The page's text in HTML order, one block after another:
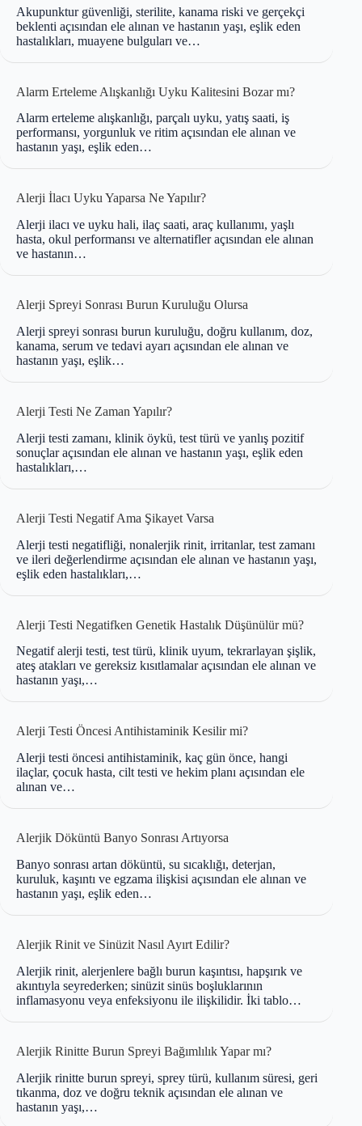
Akupunktur güvenliği, sterilite, kanama riski ve gerçekçi
beklenti açısından ele alınan ve hastanın yaşı, eşlik eden
hastalıkları, muayene bulguları ve…
Alarm Erteleme Alışkanlığı Uyku Kalitesini Bozar mı?
Alarm erteleme alışkanlığı, parçalı uyku, yatış saati, iş
performansı, yorgunluk ve ritim açısından ele alınan ve
hastanın yaşı, eşlik eden…
Alerji İlacı Uyku Yaparsa Ne Yapılır?
Alerji ilacı ve uyku hali, ilaç saati, araç kullanımı, yaşlı
hasta, okul performansı ve alternatifler açısından ele alınan
ve hastanın…
Alerji Spreyi Sonrası Burun Kuruluğu Olursa
Alerji spreyi sonrası burun kuruluğu, doğru kullanım, doz,
kanama, serum ve tedavi ayarı açısından ele alınan ve
hastanın yaşı, eşlik…
Alerji Testi Ne Zaman Yapılır?
Alerji testi zamanı, klinik öykü, test türü ve yanlış pozitif
sonuçlar açısından ele alınan ve hastanın yaşı, eşlik eden
hastalıkları,…
Alerji Testi Negatif Ama Şikayet Varsa
Alerji testi negatifliği, nonalerjik rinit, irritanlar, test zamanı
ve ileri değerlendirme açısından ele alınan ve hastanın yaşı,
eşlik eden hastalıkları,…
Alerji Testi Negatifken Genetik Hastalık Düşünülür mü?
Negatif alerji testi, test türü, klinik uyum, tekrarlayan şişlik,
ateş atakları ve gereksiz kısıtlamalar açısından ele alınan ve
hastanın yaşı,…
Alerji Testi Öncesi Antihistaminik Kesilir mi?
Alerji testi öncesi antihistaminik, kaç gün önce, hangi
ilaçlar, çocuk hasta, cilt testi ve hekim planı açısından ele
alınan ve…
Alerjik Döküntü Banyo Sonrası Artıyorsa
Banyo sonrası artan döküntü, su sıcaklığı, deterjan,
kuruluk, kaşıntı ve egzama ilişkisi açısından ele alınan ve
hastanın yaşı, eşlik eden…
Alerjik Rinit ve Sinüzit Nasıl Ayırt Edilir?
Alerjik rinit, alerjenlere bağlı burun kaşıntısı, hapşırık ve
akıntıyla seyrederken; sinüzit sinüs boşluklarının
inflamasyonu veya enfeksiyonu ile ilişkilidir. İki tablo…
Alerjik Rinitte Burun Spreyi Bağımlılık Yapar mı?
Alerjik rinitte burun spreyi, sprey türü, kullanım süresi, geri
tıkanma, doz ve doğru teknik açısından ele alınan ve
hastanın yaşı,…